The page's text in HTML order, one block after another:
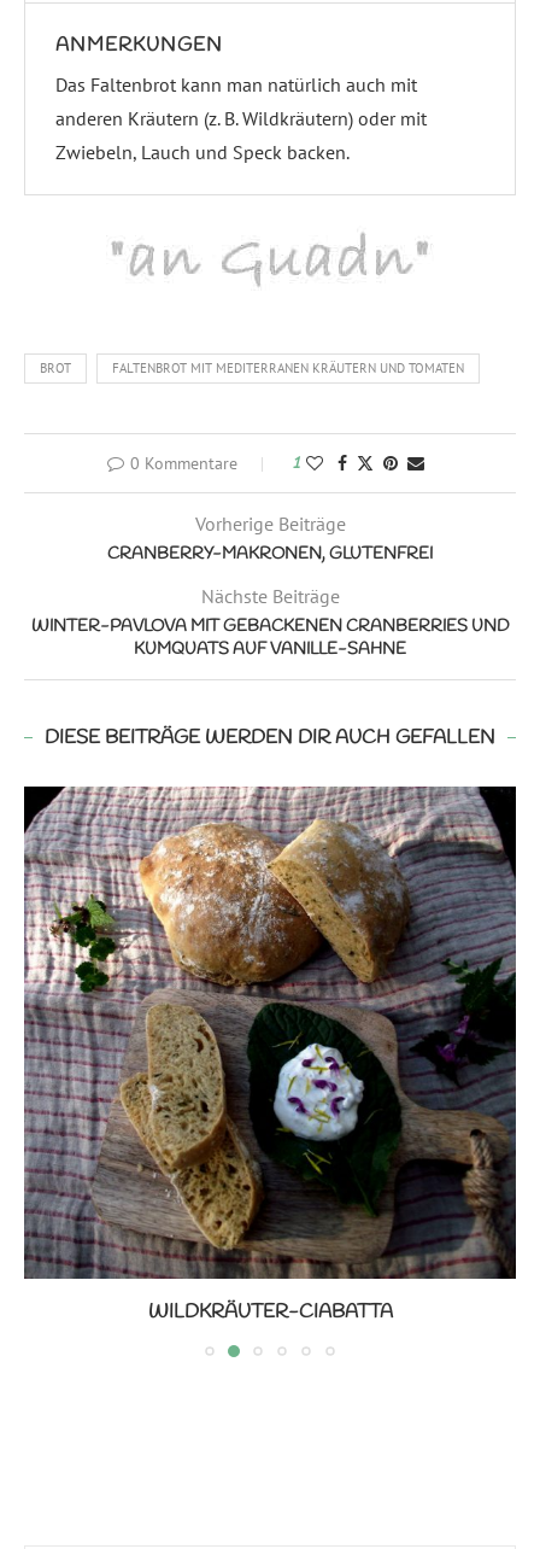
ANMERKUNGEN
Das Faltenbrot kann man natürlich auch mit
anderen Kräutern (z. B. Wildkräutern) oder mit
Zwiebeln, Lauch und Speck backen.
BROT FALTENBROT MIT MEDITERRANEN KRÄUTERN UND TOMATEN
0 Kommentare 1
Vorherige Beiträge
CRANBERRY-MAKRONEN, GLUTENFREI
Nächste Beiträge
WINTER-PAVLOVA MIT GEBACKENEN CRANBERRIES UND
KUMQUATS AUF VANILLE-SAHNE
DIESE BEITRÄGE WERDEN DIR AUCH GEFALLEN
WILDKRÄUTER-CIABATTA